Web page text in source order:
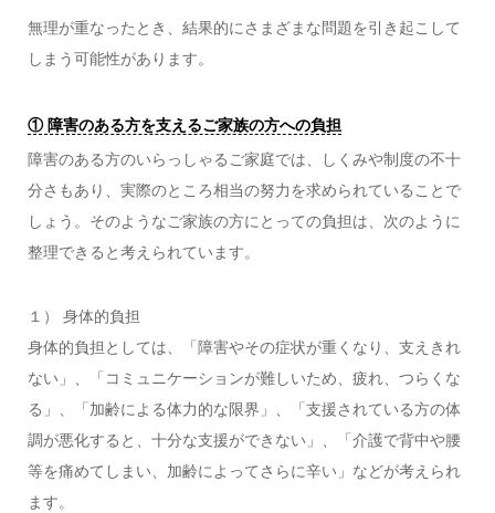
無理が重なったとき、結果的にさまざまな問題を引き起こして
しまう可能性があります。
① 障害のある方を支えるご家族の方への負担
障害のある方のいらっしゃるご家庭では、しくみや制度の不十
分さもあり、実際のところ相当の努力を求められていることで
しょう。そのようなご家族の方にとっての負担は、次のように
整理できると考えられています。
１） 身体的負担
身体的負担としては、「障害やその症状が重くなり、支えきれ
ない」、「コミュニケーションが難しいため、疲れ、つらくな
る」、「加齢による体力的な限界」、「支援されている方の体
調が悪化すると、十分な支援ができない」、「介護で背中や腰
等を痛めてしまい、加齢によってさらに辛い」などが考えられ
ます。